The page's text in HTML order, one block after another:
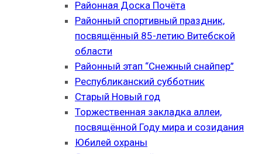
Районная Доска Почёта
Районный спортивный праздник,
посвящённый 85-летию Витебской
области
Районный этап “Снежный снайпер”
Республиканский субботник
Старый Новый год
Торжественная закладка аллеи,
посвящённой Году мира и созидания
Юбилей охраны